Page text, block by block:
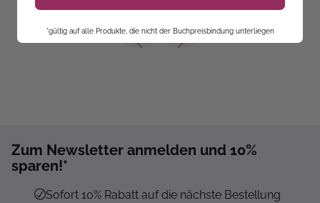
Zum Newsletter anmelden und 10%
sparen!*
Sofort 10% Rabatt auf die nächste Bestellung
*gültig auf alle Produkte, die nicht der Buchpreisbindung unterliegen